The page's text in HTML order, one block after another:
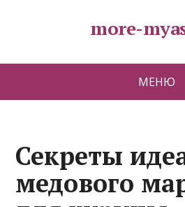
more-
МЕНЮ
Секреты
медового